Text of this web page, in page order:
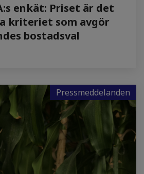
enkät: Priset är det
kriteriet som avgör
bostadsval
Pressmeddelanden